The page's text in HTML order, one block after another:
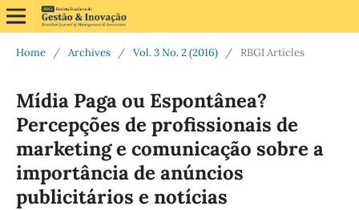
Home / Archives / Vol. 3 No. 2 (2016) / RBGI Articles
Mídia Paga ou Espontânea?
Percepções de profissionais de
marketing e comunicação sobre a
importância de anúncios
publicitários e notícias